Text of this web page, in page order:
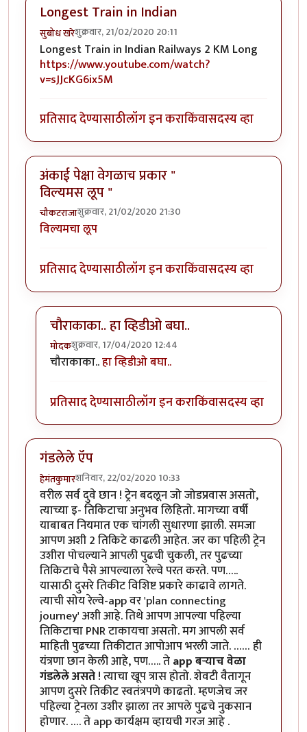
Longest Train in Indian
सुबोध खरेशुक्रवार, 21/02/2020 20:11
Longest Train in Indian Railways 2 KM Long
https://www.youtube.com/watch?
v=sJJcKG6ix5M
प्रतिसाद देण्यासाठीलॉग इन कराकिंवासदस्य व्हा
अंकाई पेक्षा वेगळाच प्रकार "
विल्यमस लूप "
चौकटराजाशुक्रवार, 21/02/2020 21:30
विल्यमचा लूप
प्रतिसाद देण्यासाठीलॉग इन कराकिंवासदस्य व्हा
चौराकाका.. हा व्हिडीओ बघा..
मोदकशुक्रवार, 17/04/2020 12:44
In reply toअंकाई पेक्षा वेगळाच प्रकार " विल्यमस लूप "
चौराकाका..हा व्हिडीओ बघा..
प्रतिसाद देण्यासाठीलॉग इन कराकिंवासदस्य व्हा
गंडलेले ऍप
हेमंतकुमारशनिवार, 22/02/2020 10:33
वरील सर्व दुवे छान ! ट्रेन बदलून जो जोडप्रवास असतो,
त्याच्या इ- तिकिटाचा अनुभव लिहितो. मागच्या वर्षी
याबाबत नियमात एक चांगली सुधारणा झाली. समजा
आपण अशी 2 तिकिटे काढली आहेत. जर का पहिली ट्रेन
उशीरा पोचल्याने आपली पुढची चुकली, तर पुढच्या
तिकिटाचे पैसे आपल्याला रेल्वे परत करते. पण…..
यासाठी दुसरे तिकीट विशिष्ट प्रकारे काढावे लागते.
त्याची सोय रेल्वे-app वर 'plan connecting
journey' अशी आहे. तिथे आपण आपल्या पहिल्या
तिकिटाचा PNR टाकायचा असतो. मग आपली सर्व
माहिती पुढच्या तिकीटात आपोआप भरली जाते. …… ही
यंत्रणा छान केली आहे, पण….. तेapp बऱ्याच वेळा
गंडलेले असते! त्याचा खूप त्रास होतो. शेवटी वैतागून
आपण दुसरे तिकीट स्वतंत्रपणे काढतो. म्हणजेच जर
पहिल्या ट्रेनला उशीर झाला तर आपले पुढचे नुकसान
होणार. …. ते app कार्यक्षम व्हायची गरज आहे .